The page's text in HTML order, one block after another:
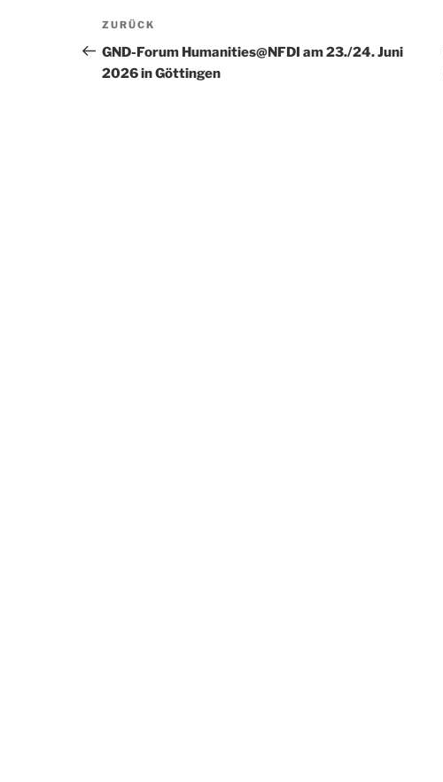
Beitragsnavigation
Vorheriger
Beitrag
ZURÜCK
GND-Forum Humanities@NFDI am 23./24. Juni
2026 in Göttingen